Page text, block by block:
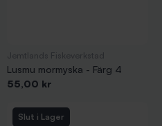
Lusmu mormyska - Färg 4
Pris
55,00 kr
Slut i Lager